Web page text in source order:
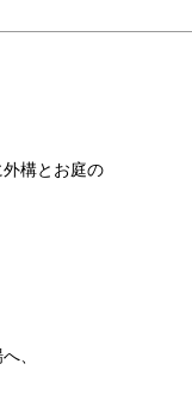
構とお庭の
、